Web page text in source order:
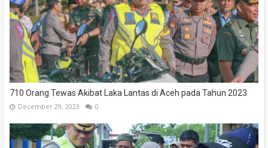
710 Orang Tewas Akibat Laka Lantas di Aceh pada Tahun 2023
December 29, 2023 0